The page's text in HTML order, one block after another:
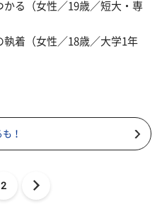
かる（女性／19歳／短大・専
執着（女性／18歳／大学1年
！
2